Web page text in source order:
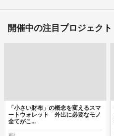
開催中の注目プロジェクト
「小さい財布」の概念を変えるスマ
ートウォレット 外出に必要なモノ
全てがこ...